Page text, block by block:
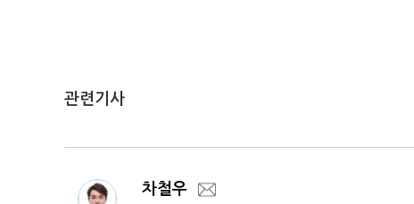
관련기사
차철우